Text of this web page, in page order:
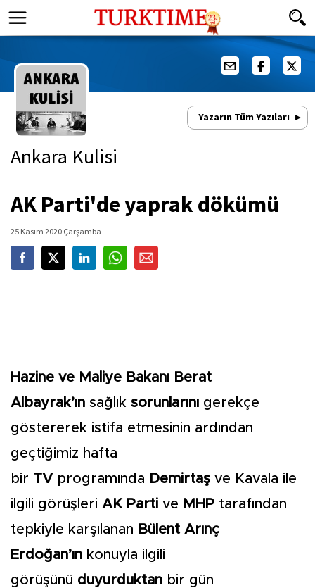
Yazarın Tüm Yazıları
Ankara Kulisi
AK Parti'de yaprak dökümü
25 Kasım 2020 Çarşamba
Hazine ve Maliye Bakanı Berat
Albayrak’ın sağlık sorunlarını gerekçe
göstererek istifa etmesinin ardından
geçtiğimiz hafta
bir TV programında Demirtaş ve Kavala ile
ilgili görüşleri AK Parti ve MHP tarafından
tepkiyle karşılanan Bülent Arınç
Erdoğan’ın konuyla ilgili
görüşünü duyurduktan bir gün